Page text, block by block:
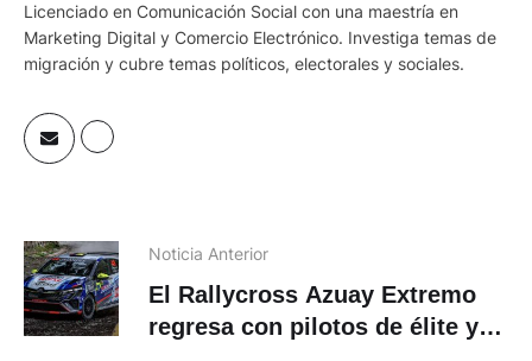
Licenciado en Comunicación Social con una maestría en
Marketing Digital y Comercio Electrónico. Investiga temas de
migración y cubre temas políticos, electorales y sociales.
El Rallycross Azuay Extremo
regresa con pilotos de élite y